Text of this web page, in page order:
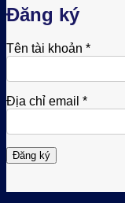
Đăng ký
Tên tài khoản *Bắt
Địa chỉ email *Bắt
Đăng ký